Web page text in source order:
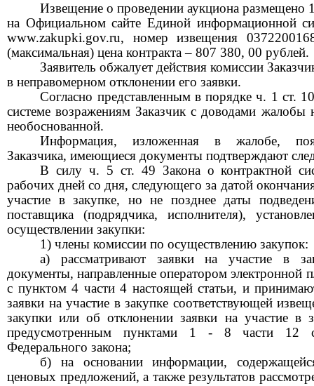
Извещение о проведении аукциона размещено
на Официальном сайте Единой информационной
www.zakupki.gov.ru, номер извещения
(максимальная) цена контракта – 807 380, 00 рублей.
Заявитель обжалует действиякомиссии
в неправомерном отклонении его заявки.
Согласно представленным в порядке ч. 1 ст.
системе возражениям Заказчик с доводами жалобы
необоснованной.
Информация, изложенная в
жалобе,
Заказчика, имеющиеся документы подтверждают
В силу ч. 5 ст. 49 Закона о контрактной
рабочих дней со дня, следующего за датой
участие в закупке, но не позднее даты
поставщика (подрядчика, исполнителя),
осуществлении закупки:
1) члены комиссии по осуществлению закупок:
а) рассматривают заявки на участие в
документы, направленные оператором электронной
с пунктом 4 части 4 настоящей статьи, и
заявки на участие в закупке соответствующей
закупки или об отклонении заявки на участие в
предусмотренным пунктами 1 - 8 части 12
Федерального закона;
б) на основании информации,
ценовых предложений, а также результатов